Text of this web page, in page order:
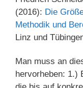
(2016): Die
Methodik und
Linz und
Man muss an
hervorheben: 1.)